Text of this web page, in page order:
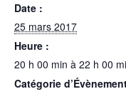
Date :
25 mars 2017
Heure :
20 h 00 min à 22 h 00
Catégorie